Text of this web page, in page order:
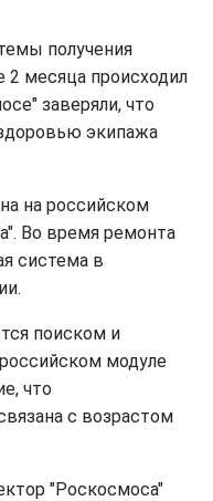
получения
2 месяца происходил
заверяли, что
экипажа
на российском
Во время ремонта
система в
поиском и
модуле
что
с возрастом
"Роскосмоса"